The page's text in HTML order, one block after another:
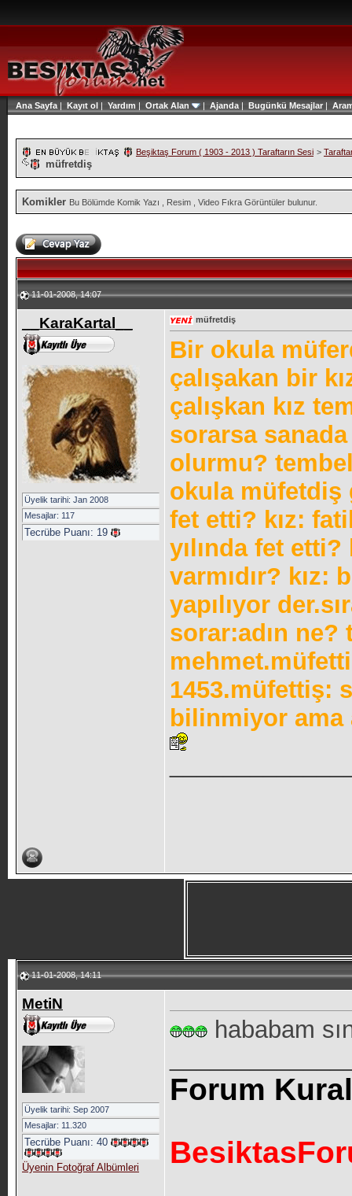
Ana Sayfa | Kayıt ol | Yardım | Ortak Alan | Ajanda | Bugünkü Mesajlar|
Beşiktaş Forum ( 1903 - 2013 ) Taraftarın Sesi >
müfretdiş
Komikler Bu Bölümde Komik Yazı , Resim , Video Fıkra Görüntüler bulunur.
11-01-2008, 14:07
__KaraKartal__
Üyelik tarihi: Jan 2008
Mesajlar: 117
Tecrübe Puanı: 19
müfretdiş
Bir okula
çalışakan bir
çalışkan kız
sorarsa
olurmu?
okula müfetdiş
fet etti? kız:
yılında fet
varmıdır? kız:
yapılıyor
sorar:adın
1453.müfettiş:
bilinmiyor ama
11-01-2008, 14:11
MetiN
Üyelik tarihi: Sep 2007
Mesajlar: 11.320
Tecrübe Puanı: 40
Üyenin Fotoğraf Albümleri
hababam
Forum